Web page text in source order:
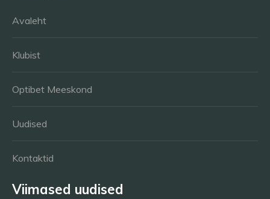
Avaleht
Klubist
Optibet Meeskond
Uudised
Kontaktid
Viimased uudised